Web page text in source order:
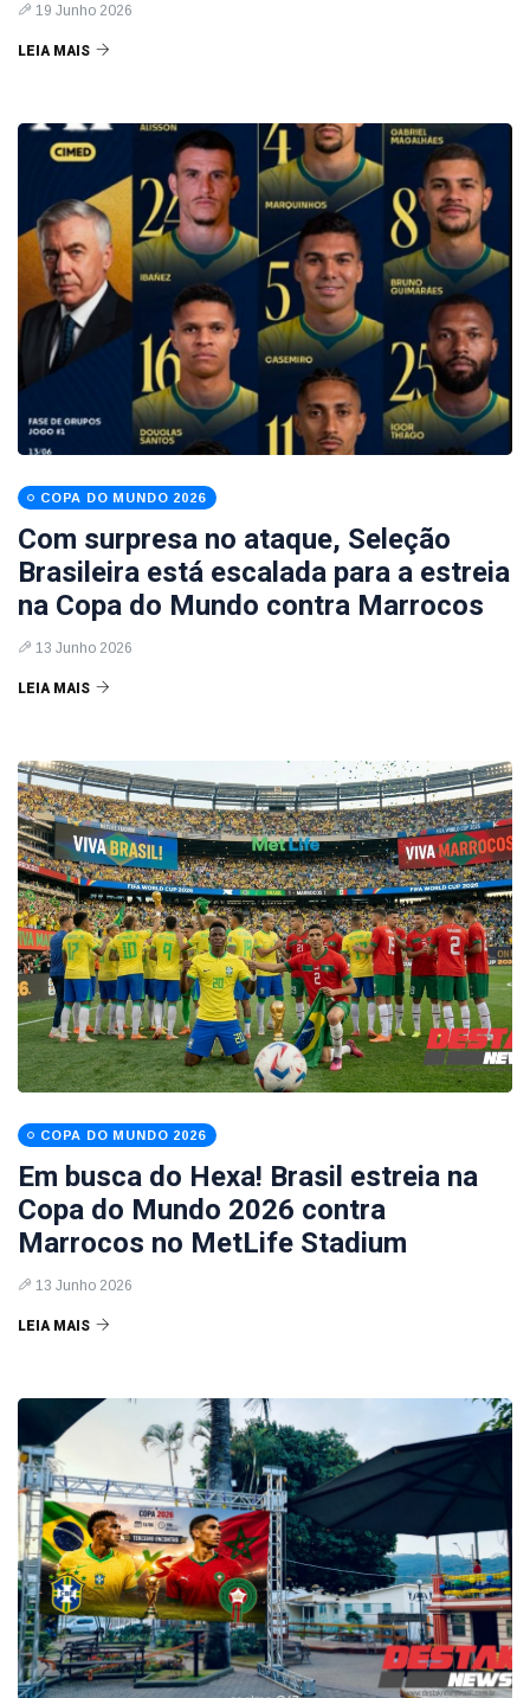
19 Junho 2026
LEIA MAIS
COPA DO MUNDO 2026
Com surpresa no ataque, Seleção
Brasileira está escalada para a estreia
na Copa do Mundo contra Marrocos
13 Junho 2026
LEIA MAIS
COPA DO MUNDO 2026
Em busca do Hexa! Brasil estreia na
Copa do Mundo 2026 contra
Marrocos no MetLife Stadium
13 Junho 2026
LEIA MAIS